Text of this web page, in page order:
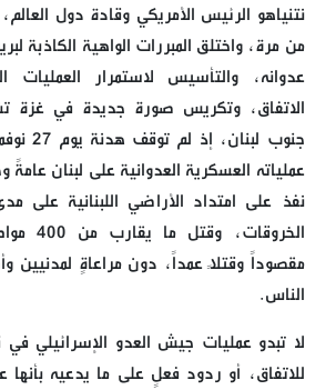
نتنياهو الرئيس الأمريكي وقادة دول
من مرة، واختلق المبررات الواهية الكاذبة
عدوانه، والتأسيس لاستمرار
الاتفاق، وتكريس صورة جديدة في غزة
عملياته العسكرية العدوانية على لبنان
نفذ على امتداد الأراضي اللبنانية على
مقصوداً وقتلاً عمداً، دون مراعاةٍ لمدنيين
الناس.
لا تبدو عمليات جيش العدو الإسرائيلي
للاتفاق، أو ردود فعلٍ على ما يدعيه